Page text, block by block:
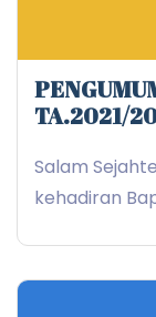
TA.2021/
Salam
kehadiran